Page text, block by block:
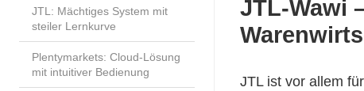
JTL: Mächtiges System mit
steiler Lernkurve
Plentymarkets: Cloud-Lösung
mit intuitiver Bedienung
JTL-Wawi
JTL ist vor allem